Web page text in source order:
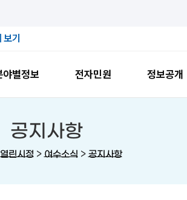
기
야별정보 전자민원 정보공개
공지사항
열린시정 > 여수소식 > 공지사항